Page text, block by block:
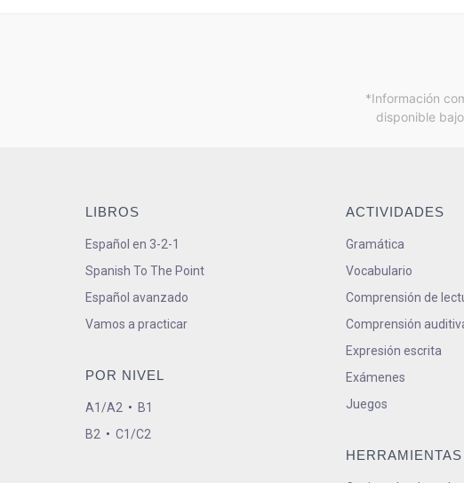
*Información
disponible
LIBROS
Español en 3-2-1
Spanish To The Point
Español avanzado
Vamos a practicar
POR NIVEL
A1/A2 • B1
B2 • C1/C2
ACTIVIDADES
Gramática
Vocabulario
Comprensión de
Comprensión
Expresión escrita
Exámenes
Juegos
HERRAMIENTAS